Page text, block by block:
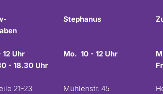
Uhr
- 18.30 Uhr
21-23
Stephanus
Mo. 10 - 12 Uhr
Mühlenstr. 45